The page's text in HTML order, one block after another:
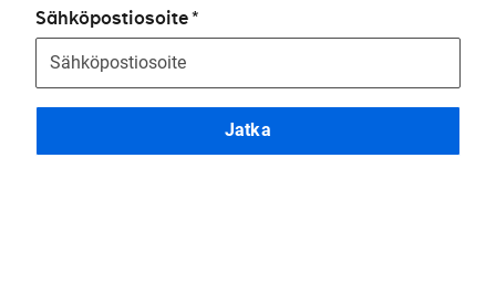
Sähköpostiosoite
Jatka